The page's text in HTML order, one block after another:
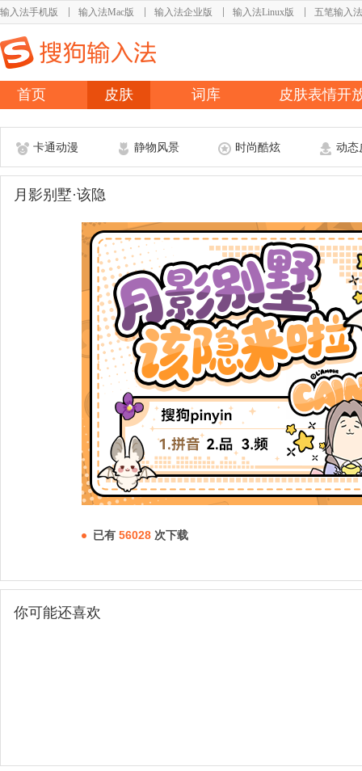
输入法手机版 输入法Mac版 输入法企业版 输入法Linux版 五笔输入法
首页 皮肤 词库 皮肤表情开
卡通动漫 静物风景 时尚酷炫 动态
月影别墅·该隐
已有 56028 次下载
你可能还喜欢